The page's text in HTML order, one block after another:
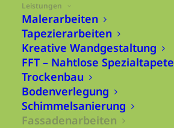
Leistungen
Malerarbeiten
Tapezierarbeiten
Kreative Wandgestaltung
FFT – Nahtlose Spezialtapete
Trockenbau
Bodenverlegung
Schimmelsanierung
Fassadenarbeiten